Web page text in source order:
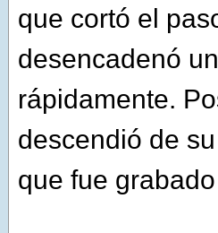
que cortó el
desencadenó
rápidamente.
descendió de
que fue